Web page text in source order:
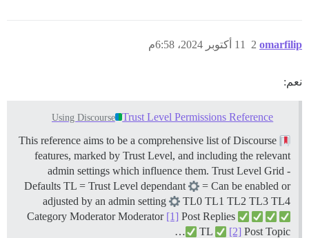
omarfilip 11 أكتوبر 2024، 6:58م 2
نعم:
Trust Level Permissions Reference
Using Discourse
This reference aims to be a comprehensive list of Discourse
features, marked by Trust Level, and including the relevant
admin settings which influence them. Trust Level Grid -
Defaults TL = Trust Level dependant
= Can be enabled or
adjusted by an admin setting
TL0 TL1 TL2 TL3 TL4
Category Moderator Moderator [1] Post Replies
TL
[2] Post Topic…